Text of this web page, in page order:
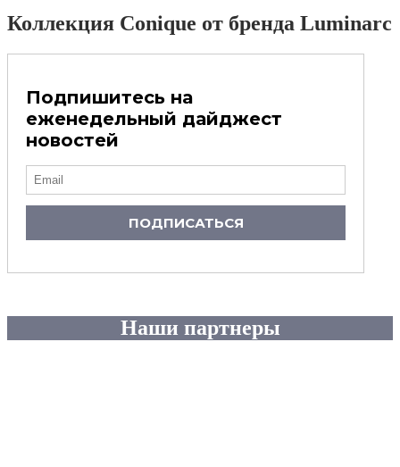
Коллекция Conique от бренда Luminarc
Подпишитесь на
еженедельный дайджест
новостей
ПОДПИСАТЬСЯ
Наши партнеры